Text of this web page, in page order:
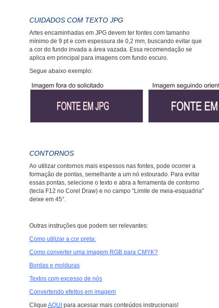
CUIDADOS COM TEXTO JPG
Artes encaminhadas em JPG devem ter fontes com tamanho
mínimo de 9 pt e com espessura de 0,2 mm, buscando evitar que
a cor do fundo invada a área vazada. Essa recomendação se
aplica em principal para imagens com fundo escuro.
Segue abaixo exemplo:
CONTORNOS
Ao utilizar contornos mais espessos nas fontes, pode ocorrer a
formação de pontas, semelhante a um nó estourado. Para evitar
essas pontas, selecione o texto e abra a ferramenta de contorno
(tecla F12 no Corel Draw) e no campo “Limite de meia-esquadria”
deixe em 45°.
Outras instruções que podem ser relevantes:
Como utilizar a cor preta:
Como converter uma imagem RGB para CMYK?
Bordas e molduras
Textos com excesso de nós
Convertendo efeitos em imagem
Clique AQUI para acessar mais conteúdos instrucionais!